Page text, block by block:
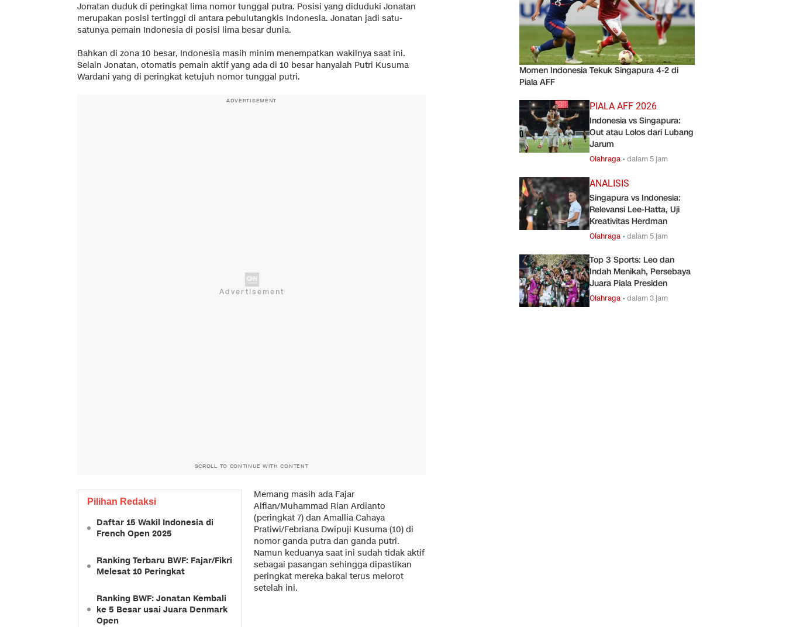
Jonatan duduk di peringkat lima nomor tunggal putra. Posisi yang diduduki Jonatan
merupakan posisi tertinggi di antara pebulutangkis Indonesia. Jonatan jadi satu-
satunya pemain Indonesia di posisi lima besar dunia.
Bahkan di zona 10 besar, Indonesia masih minim menempatkan wakilnya saat ini.
Selain Jonatan, otomatis pemain aktif yang ada di 10 besar hanyalah Putri Kusuma
Wardani yang di peringkat ketujuh nomor tunggal putri.
ADVERTISEMENT
SCROLL TO CONTINUE WITH CONTENT
Pilihan Redaksi
Daftar 15 Wakil Indonesia di
French Open 2025
Ranking Terbaru BWF: Fajar/Fikri
Melesat 10 Peringkat
Ranking BWF: Jonatan Kembali
ke 5 Besar usai Juara Denmark
Open
Memang masih ada Fajar
Alfian/Muhammad Rian Ardianto
(peringkat 7) dan Amallia Cahaya
Pratiwi/Febriana Dwipuji Kusuma (10) di
nomor ganda putra dan ganda putri.
Namun keduanya saat ini sudah tidak aktif
sebagai pasangan sehingga dipastikan
peringkat mereka bakal terus melorot
setelah ini.
Momen Indonesia Tekuk Singapura 4-2 di
Piala AFF
PIALA AFF 2026
Indonesia vs Singapura:
Out atau Lolos dari Lubang
Jarum
Olahraga •dalam 5 jam
ANALISIS
Singapura vs Indonesia:
Relevansi Lee-Hatta, Uji
Kreativitas Herdman
Olahraga •dalam 5 jam
Top 3 Sports: Leo dan
Indah Menikah, Persebaya
Juara Piala Presiden
Olahraga •dalam 3 jam